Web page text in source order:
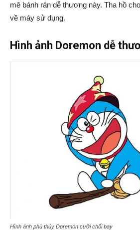
mê bánh rán dễ thương này. Tha hồ
về máy sử dụng.
Hình ảnh Doremon dễ
Hình ảnh phù thủy Doremon cưỡi chổi bay